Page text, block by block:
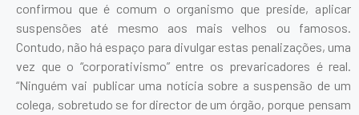
confirmou que é comum o organismo que preside, aplicar
suspensões até mesmo aos mais velhos ou famosos.
Contudo, não há espaço para divulgar estas penalizações, uma
vez que o “corporativismo” entre os prevaricadores é real.
“Ninguém vai publicar uma notícia sobre a suspensão de um
colega, sobretudo se for director de um órgão, porque pensam